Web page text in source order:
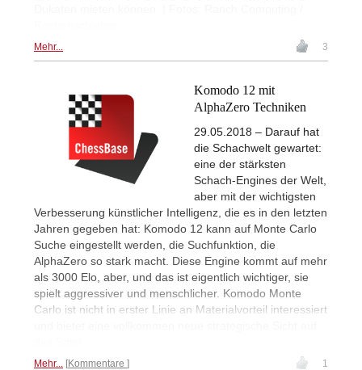
Mehr... 3
Komodo 12 mit
AlphaZero Techniken
29.05.2018 – Darauf hat
die Schachwelt gewartet:
eine der stärksten
Schach-Engines der Welt,
aber mit der wichtigsten
Verbesserung künstlicher Intelligenz, die es in den letzten
Jahren gegeben hat: Komodo 12 kann auf Monte Carlo
Suche eingestellt werden, die Suchfunktion, die
AlphaZero so stark macht. Diese Engine kommt auf mehr
als 3000 Elo, aber, und das ist eigentlich wichtiger, sie
spielt aggressiver und menschlicher. Komodo Monte
Carlo ist nicht in erster Linie an Materialvorteil interessiert
Mehr... Kommentare 1